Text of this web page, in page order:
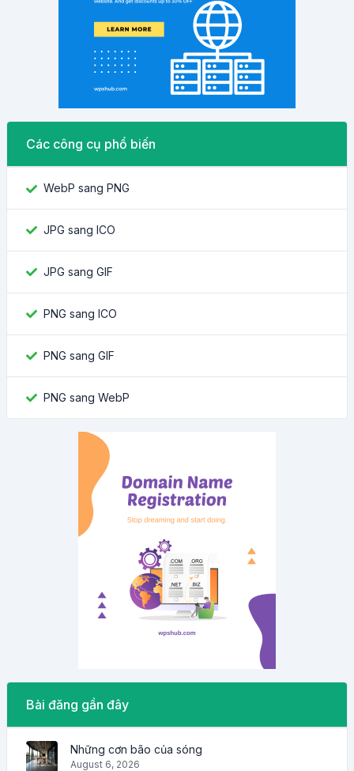
Các công cụ phổ biến
WebP sang PNG
JPG sang ICO
JPG sang GIF
PNG sang ICO
PNG sang GIF
PNG sang WebP
Bài đăng gần đây
Những cơn bão của sóng
August 6, 2026